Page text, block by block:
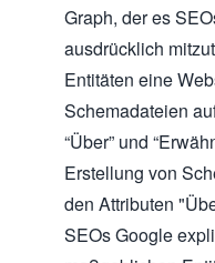
Graph, der es
ausdrücklich
Entitäten eine
Schemadateien
“Über” und
Erstellung von
den Attributen
SEOs Google